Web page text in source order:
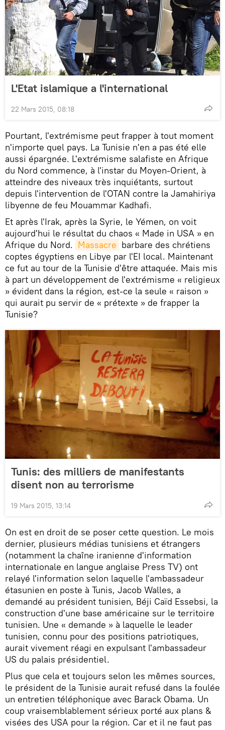
L'Etat islamique a l'international
22 Mars 2015, 08:18
Pourtant, l'extrémisme peut frapper à tout moment
n'importe quel pays. La Tunisie n'en a pas été elle
aussi épargnée. L'extrémisme salafiste en Afrique
du Nord commence, à l'instar du Moyen-Orient, à
atteindre des niveaux très inquiétants, surtout
depuis l'intervention de l'OTAN contre la Jamahiriya
libyenne de feu Mouammar Kadhafi.
Et après l'Irak, après la Syrie, le Yémen, on voit
aujourd'hui le résultat du chaos « Made in USA » en
Afrique du Nord. Massacre barbare des chrétiens
coptes égyptiens en Libye par l'EI local. Maintenant
ce fut au tour de la Tunisie d'être attaquée. Mais mis
à part un développement de l'extrémisme « religieux
» évident dans la région, est-ce la seule « raison »
qui aurait pu servir de « prétexte » de frapper la
Tunisie?
Tunis: des milliers de manifestants
disent non au terrorisme
19 Mars 2015, 13:14
On est en droit de se poser cette question. Le mois
dernier, plusieurs médias tunisiens et étrangers
(notamment la chaîne iranienne d'information
internationale en langue anglaise Press TV) ont
relayé l'information selon laquelle l'ambassadeur
étasunien en poste à Tunis, Jacob Walles, a
demandé au président tunisien, Béji Caïd Essebsi, la
construction d'une base américaine sur le territoire
tunisien. Une « demande » à laquelle le leader
tunisien, connu pour des positions patriotiques,
aurait vivement réagi en expulsant l'ambassadeur
US du palais présidentiel.
Plus que cela et toujours selon les mêmes sources,
le président de la Tunisie aurait refusé dans la foulée
un entretien téléphonique avec Barack Obama. Un
coup vraisemblablement sérieux porté aux plans &
visées des USA pour la région. Car et il ne faut pas